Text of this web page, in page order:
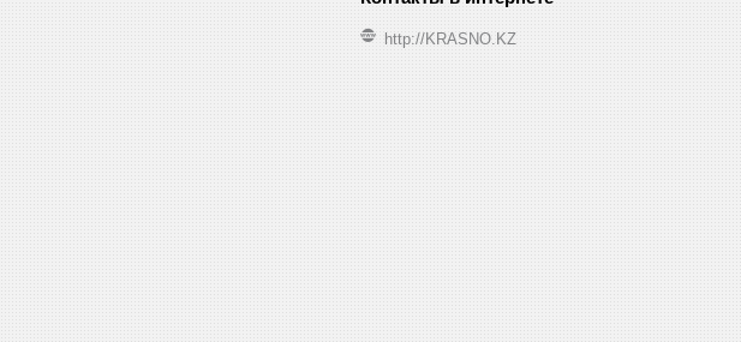
http://KRASNO.KZ